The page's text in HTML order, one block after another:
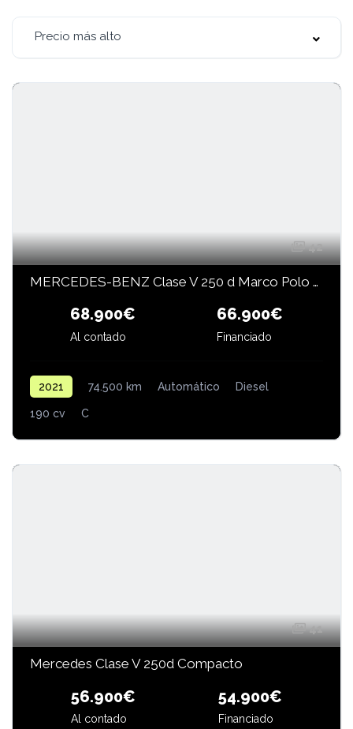
Precio más alto
42
MERCEDES-BENZ Clase V 250 d Marco Polo Largo
68.900€
Al contado
66.900€
Financiado
2021 74.500 km Automático Diesel
190 cv C
41
Mercedes Clase V 250d Compacto
56.900€
Al contado
54.900€
Financiado